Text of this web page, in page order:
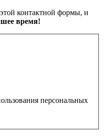
контактной формы, и
время!
персональных